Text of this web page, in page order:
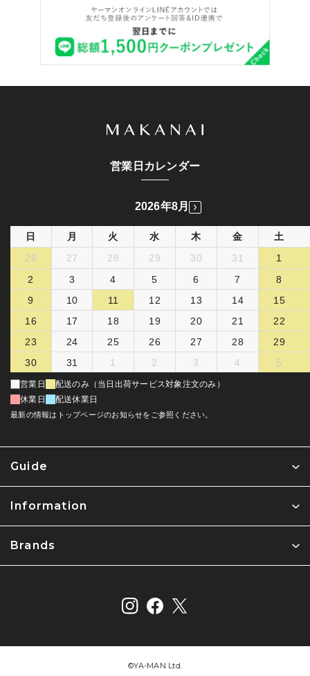
Guide
Information
Brands
営業日カレンダー
2026年8月
日 月 火 水 木 金
土
26
27 28 29 30 31
1
2
3 4 5 6 7
8
9
10 11 12 13 14
15
16
17 18 19 20 21
22
23
24 25 26 27 28
29
30
31 1 2 3 4 5
営業日
配送のみ（当日出荷サービス対象注文のみ）
休業日
配送休業日
最新の情報はトップページのお知らせをご参照ください。
©︎YA-MAN Ltd.